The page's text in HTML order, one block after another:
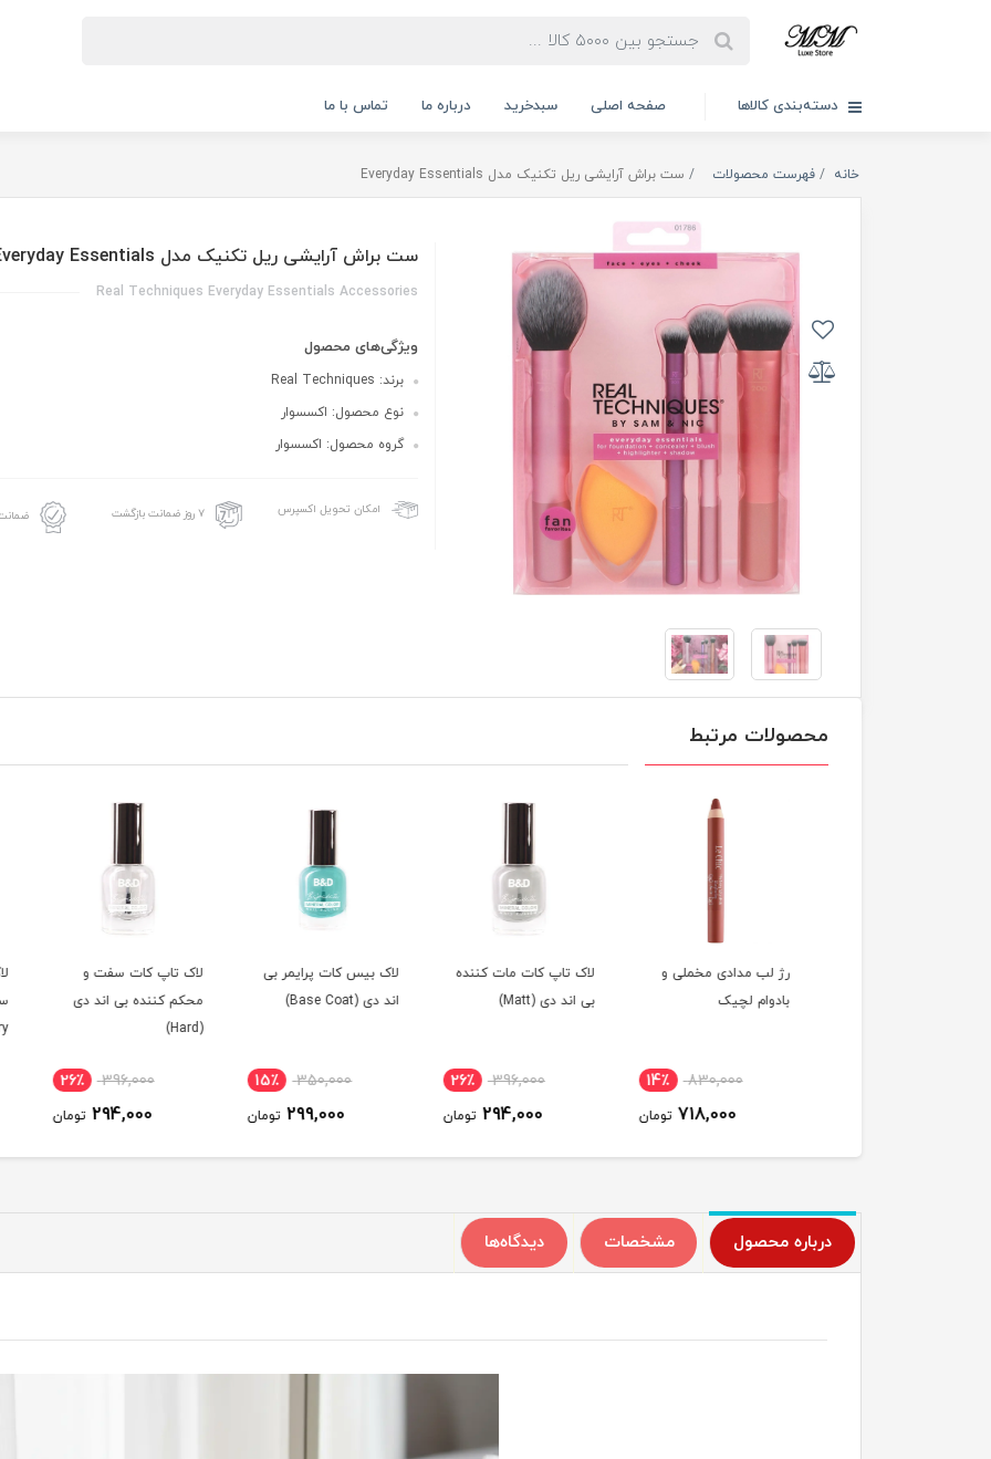
دسته‌بندی کالاها صفحه اصلی سبدخرید درباره ما تماس با ما
خانه فهرست محصولات ست براش آرایشی ریل تکنیک مدل Everyday Essentials
ست براش آرایشی ریل تکنیک مدل Everyday Essentials
Real Techniques Everyday Essentials Accessories
ویژگی‌های محصول
برند: Real Techniques
نوع محصول: اکسسوار
گروه محصول: اکسسوار
امکان تحویل اکسپرس ۷ روز ضمانت بازگشت
محصولات مرتبط
رژ لب مدادی مخملی و
بادوام لچیک
830,000 14٪
718,000 تومان
لاک تاپ کات مات کننده
بی اند دی (Matt)
396,000 26٪
294,000 تومان
لاک بیس کات پرایمر بی
اند دی (Base Coat)
350,000 15٪
299,000 تومان
لاک تاپ کات سفت و
محکم کننده بی اند دی
396,000 26٪
294,000 تومان
درباره محصول مشخصات دیدگاه‌ها